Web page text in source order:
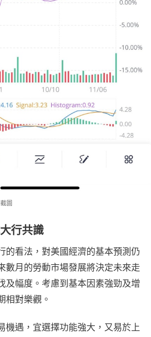
圖
行共識
的看法，對美國經濟的基本預測仍
數月的勞動市場發展將決定未來走
及幅度。考慮到基本因素強勁及增
相對樂觀。
機遇，宜選擇功能強大，又易於上